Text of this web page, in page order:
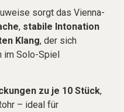
sorgt das Vienna-
, stabile Intonation
Klang, der sich
im Solo-Spiel
zu je 10 Stück,
– ideal für